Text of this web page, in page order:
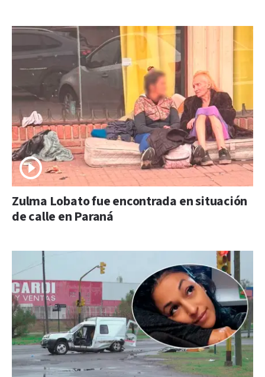
Zulma Lobato fue encontrada en situación
de calle en Paraná